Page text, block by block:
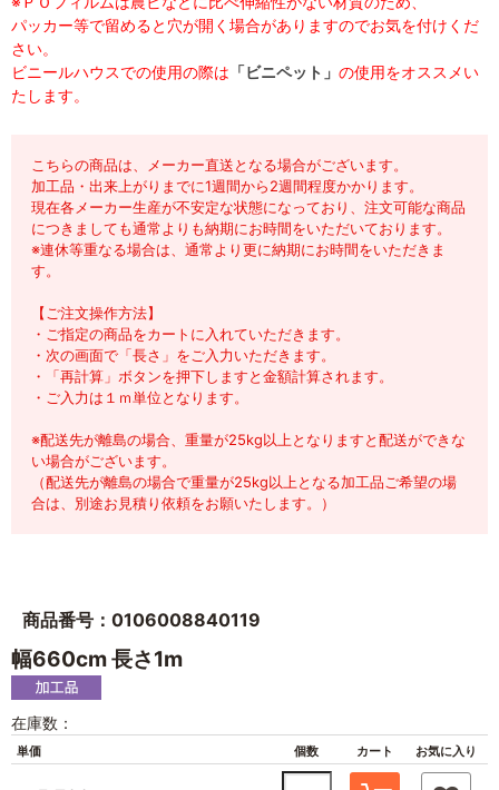
パッカー等で留めると穴が開く場合がありますのでお気を付けくだ
さい。
ビニールハウスでの使用の際は 「ビニペット」 の使用をオススメい
たします。
こちらの商品は、メーカー直送となる場合がございます。
加工品・出来上がりまでに1週間から2週間程度かかります。
現在各メーカー生産が不安定な状態になっており、注文可能な商品
につきましても通常よりも納期にお時間をいただいております。
※連休等重なる場合は、通常より更に納期にお時間をいただきま
す。
【ご注文操作方法】
・ご指定の商品をカートに入れていただきます。
・次の画面で「長さ」をご入力いただきます。
・「再計算」ボタンを押下しますと金額計算されます。
・ご入力は１ｍ単位となります。
※配送先が離島の場合、重量が25kg以上となりますと配送ができな
い場合がございます。
（配送先が離島の場合で重量が25kg以上となる加工品ご希望の場
合は、別途お見積り依頼をお願いたします。）
商品番号：0106008840119
幅660cm 長さ1m
在庫数：
単価 個数 カート お気に入り